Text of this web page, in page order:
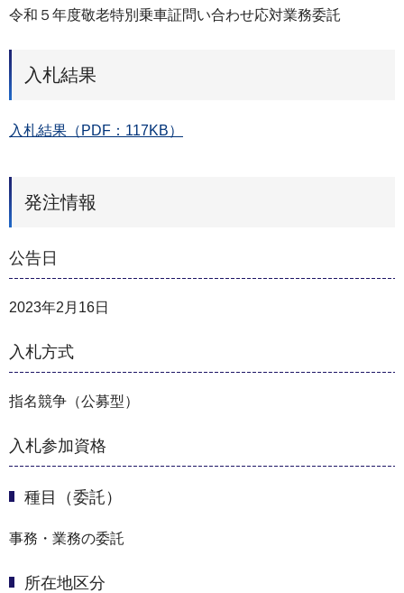
令和５年度敬老特別乗車証問い合わせ応対業務委託
入札結果
入札結果（PDF：117KB）
発注情報
公告日
2023年2月16日
入札方式
指名競争（公募型）
入札参加資格
種目（委託）
事務・業務の委託
所在地区分